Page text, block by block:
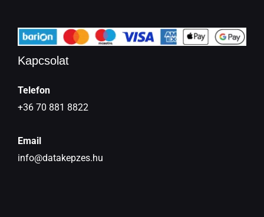
Kapcsolat
Telefon
+36 70 881 8822
Email
info@datakepzes.hu